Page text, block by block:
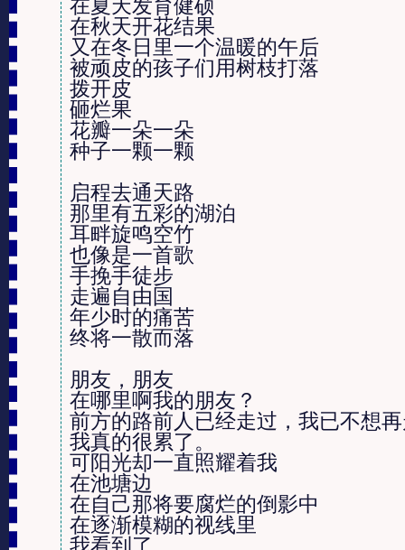
在夏天发育健硕
在秋天开花结果
又在冬日里一个温暖的午后
被顽皮的孩子们用树枝打落
拨开皮
砸烂果
花瓣一朵一朵
种子一颗一颗
启程去通天路
那里有五彩的湖泊
耳畔旋鸣空竹
也像是一首歌
手挽手徒步
走遍自由国
年少时的痛苦
终将一散而落
朋友，朋友
在哪里啊我的朋友？
前方的路前人已经走过，我已不想
我真的很累了。
可阳光却一直照耀着我
在池塘边
在自己那将要腐烂的倒影中
在逐渐模糊的视线里